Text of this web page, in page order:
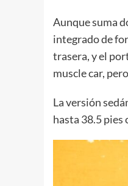
Aunque suma
integrado de
trasera, y el
muscle car,
La versión
hasta 38.5 pies